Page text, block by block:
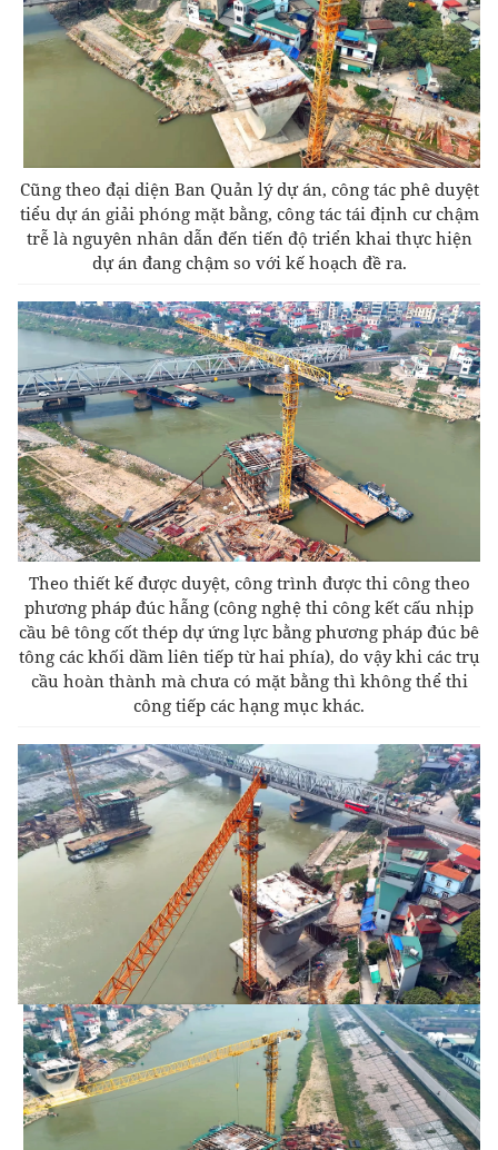
Cũng theo đại diện Ban Quản lý dự án, công tác phê duyệt
tiểu dự án giải phóng mặt bằng, công tác tái định cư chậm
trễ là nguyên nhân dẫn đến tiến độ triển khai thực hiện
dự án đang chậm so với kế hoạch đề ra.
Theo thiết kế được duyệt, công trình được thi công theo
phương pháp đúc hẫng (công nghệ thi công kết cấu nhịp
cầu bê tông cốt thép dự ứng lực bằng phương pháp đúc bê
tông các khối dầm liên tiếp từ hai phía), do vậy khi các trụ
cầu hoàn thành mà chưa có mặt bằng thì không thể thi
công tiếp các hạng mục khác.